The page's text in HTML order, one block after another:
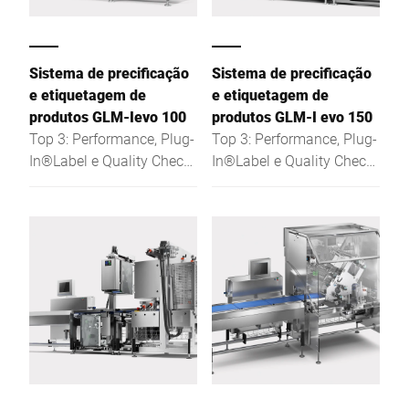
Sistema de precificação
e etiquetagem de
produtos GLM-Ievo 100
Top 3: Performance, Plug-
In®Label e Quality Check
Sistema de precificação
e etiquetagem de
produtos GLM-I evo 150
Top 3: Performance, Plug-
In®Label e Quality Check
requisitos futuros